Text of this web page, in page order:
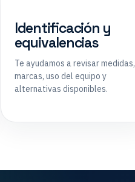
Identificación y
equivalencias
Te ayudamos a revisar medidas,
marcas, uso del equipo y
alternativas disponibles.